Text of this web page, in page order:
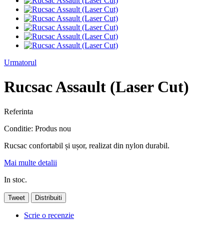
Urmatorul
Rucsac Assault (Laser Cut)
Referinta
Conditie: Produs nou
Rucsac confortabil și ușor, realizat din nylon durabil.
Mai multe detalii
In stoc.
Tweet Distribuiti
Scrie o recenzie